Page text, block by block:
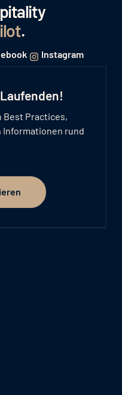
.
Instagram
Best Practices,
rund